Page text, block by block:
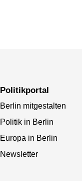
Politikportal
Berlin mitgestalten
Politik in Berlin
Europa in Berlin
Newsletter